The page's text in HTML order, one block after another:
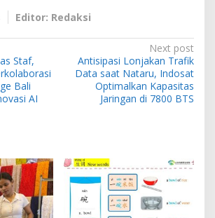
Editor: Redaksi
Staf,
Bali
AI
Next post
Antisipasi Lonjakan Trafik
Data saat Nataru, Indosat
Optimalkan Kapasitas
Jaringan di 7800 BTS